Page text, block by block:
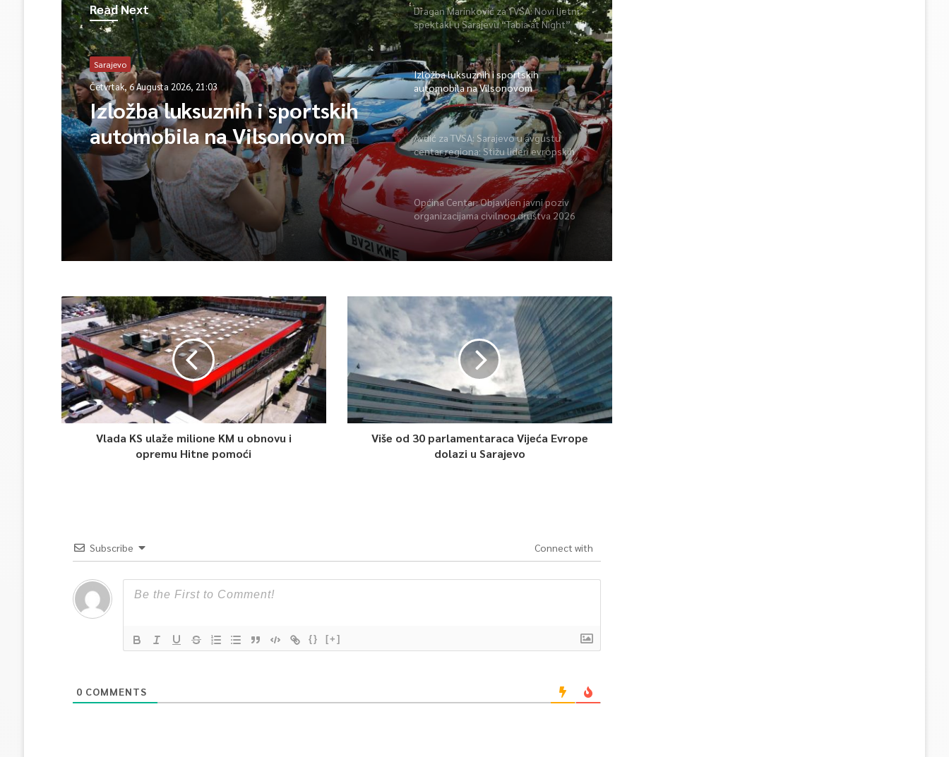
Read Next
Sarajevo
Četvrtak, 6 Augusta 2026, 21:03
Izložba luksuznih i sportskih
automobila na Vilsonovom
Dragan Marinković za TVSA: Novi ljetni
spektakl u Sarajevu “Tabia at Night”
Izložba luksuznih i sportskih
automobila na Vilsonovom
Avdić za TVSA: Sarajevo u avgustu
centar regiona: Stižu lideri evropskih
gradova
Općina Centar: Objavljen javni poziv
organizacijama civilnog društva 2026
Vlada KS ulaže milione KM u obnovu i
opremu Hitne pomoći
Više od 30 parlamentaraca Vijeća Evrope
dolazi u Sarajevo
Subscribe Connect with
{} [+]
0 COMMENTS